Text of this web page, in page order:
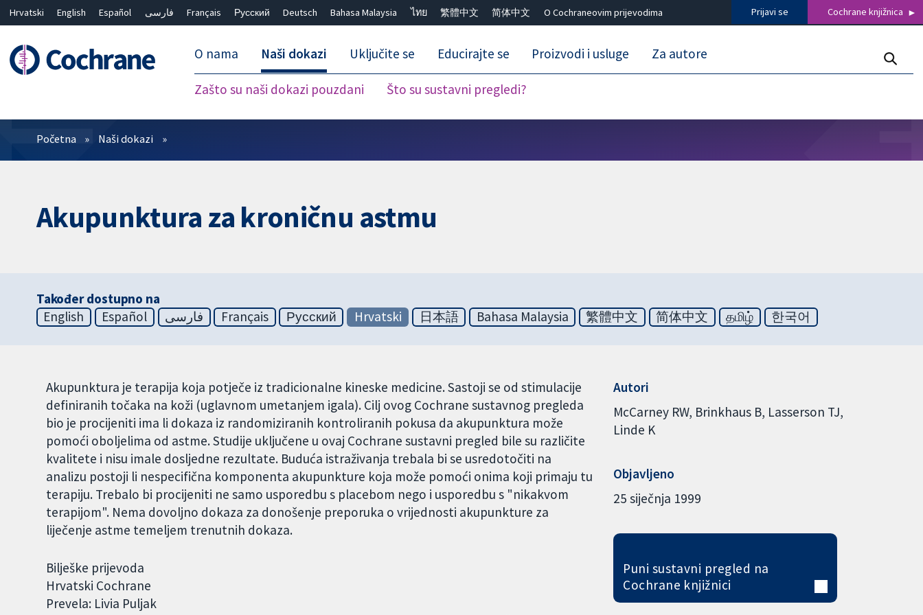
Hrvatski English Español فارسی Français Русский Deutsch Bahasa Malaysia ไทย 繁體中文 简体中文 O Cochraneovim prijevodima Prijavi se Cochrane knjižnica
O nama Naši dokazi
Zašto su naši dokazi pouzdani Što su sustavni pregledi?
Uključite se Educirajte se Proizvodi i usluge Za autore
Prečistači
Početna Naši dokazi
Akupunktura za kroničnu astmu
Također dostupno na
English
Español فارسی Français Русский Hrvatski 日本語 Bahasa Malaysia 繁體中文 简体中文 தமிழ் 한국어
Akupunktura je terapija koja potječe iz tradicionalne kineske medicine. Sastoji se od stimulacije
definiranih točaka na koži (uglavnom umetanjem igala). Cilj ovog Cochrane sustavnog pregleda
bio je procijeniti ima li dokaza iz randomiziranih kontroliranih pokusa da akupunktura može
pomoći oboljelima od astme. Studije uključene u ovaj Cochrane sustavni pregled bile su različite
kvalitete i nisu imale dosljedne rezultate. Buduća istraživanja trebala bi se usredotočiti na
analizu postoji li nespecifična komponenta akupunkture koja može pomoći onima koji primaju tu
terapiju. Trebalo bi procijeniti ne samo usporedbu s placebom nego i usporedbu s "nikakvom
terapijom". Nema dovoljno dokaza za donošenje preporuka o vrijednosti akupunkture za
liječenje astme temeljem trenutnih dokaza.
Bilješke prijevoda
Hrvatski Cochrane
Prevela: Livia Puljak
Autori
McCarney RW Brinkhaus B Lasserson TJ
Linde K
Objavljeno
25 siječnja 1999
Puni sustavni pregled na
Cochrane knjižnici